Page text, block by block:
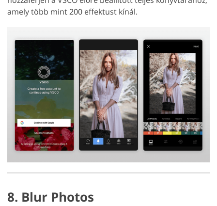
amely több mint 200 effektust kínál.
8. Blur Photos